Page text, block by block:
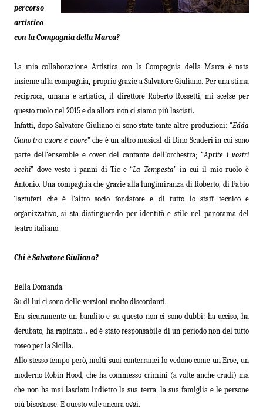
percorso
artistico
con la Compagnia della Marca?
La mia collaborazione Artistica con la Compagnia della Marca è nata
insieme alla compagnia, proprio grazie a Salvatore Giuliano. Per una stima
reciproca, umana e artistica, il direttore Roberto Rossetti, mi scelse per
questo ruolo nel 2015 e da allora non ci siamo più lasciati.
Infatti, dopo Salvatore Giuliano ci sono state tante altre produzioni: “Edda
Ciano tra cuore e cuore” che è un altro musical di Dino Scuderi in cui sono
parte dell’ensemble e cover del cantante dell’orchestra; “Aprite i vostri
occhi” dove vesto i panni di Tic e “La Tempesta” in cui il mio ruolo è
Antonio. Una compagnia che grazie alla lungimiranza di Roberto, di Fabio
Tartuferi che è l’altro socio fondatore e di tutto lo staff tecnico e
organizzativo, si sta distinguendo per identità e stile nel panorama del
teatro italiano.
Chi è Salvatore Giuliano?
Bella Domanda.
Su di lui ci sono delle versioni molto discordanti.
Era sicuramente un bandito e su questo non ci sono dubbi: ha ucciso, ha
derubato, ha rapinato... ed è stato responsabile di un periodo non del tutto
roseo per la Sicilia.
Allo stesso tempo però, molti suoi conterranei lo vedono come un Eroe, un
moderno Robin Hood, che ha commesso crimini (a volte anche crudi) ma
che non ha mai lasciato indietro la sua terra, la sua famiglia e le persone
più bisognose. E questo vale ancora oggi.